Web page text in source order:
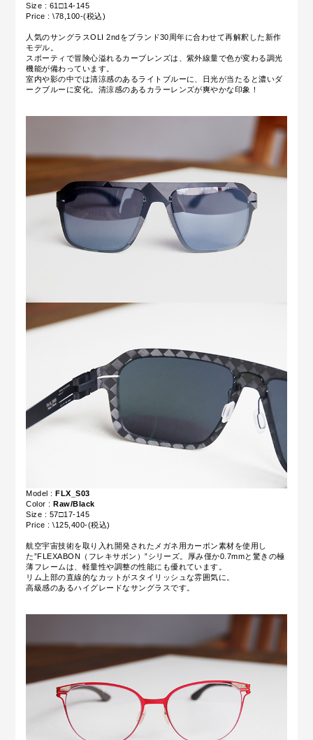
Size : 61□14-145
Price : \78,100-(税込)
人気のサングラスOLI 2ndをブランド30周年に合わせて再解釈した新作
モデル。
スポーティで冒険心溢れるカーブレンズは、紫外線量で色が変わる調光
機能が備わっています。
室内や影の中では清涼感のあるライトブルーに、日光が当たると濃いダ
ークブルーに変化。清涼感のあるカラーレンズが爽やかな印象！
Model : FLX_S03
Color : Raw/Black
Size : 57□17-145
Price : \125,400-(税込)
航空宇宙技術を取り入れ開発されたメガネ用カーボン素材を使用し
た”FLEXABON（フレキサボン）”シリーズ。厚み僅か0.7mmと驚きの極
薄フレームは、軽量性や調整の性能にも優れています。
リム上部の直線的なカットがスタイリッシュな雰囲気に。
高級感のあるハイグレードなサングラスです。